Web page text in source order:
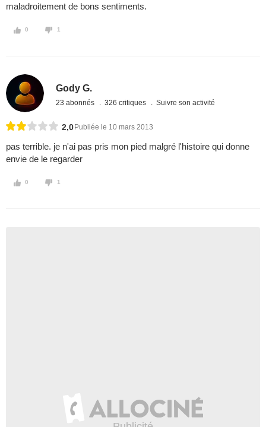
maladroitement de bons sentiments.
0 1
Gody G.
23 abonnés 326 critiques Suivre son activité
2,0 Publiée le 10 mars 2013
pas terrible. je n'ai pas pris mon pied malgré l'histoire qui donne
envie de le regarder
0 1